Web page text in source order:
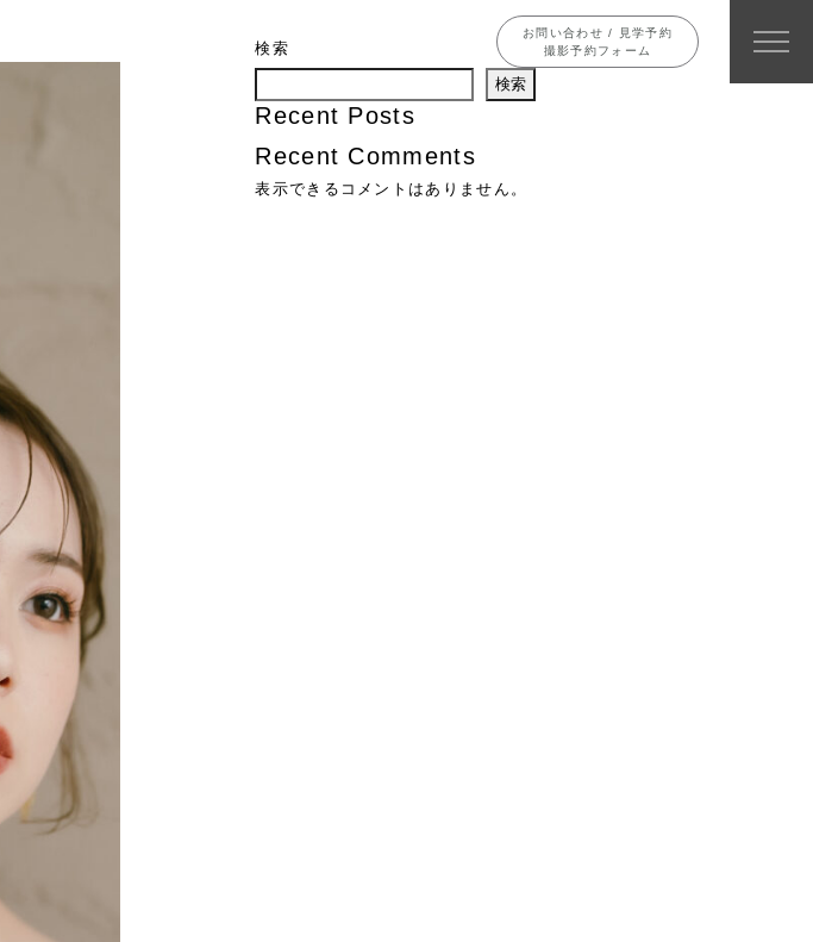
お問い合わせ / 見学予約
撮影予約フォーム
検索
検索
Recent Posts
Recent Comments
表示できるコメントはありません。